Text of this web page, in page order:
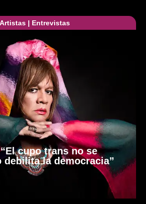
Artistas | Entrevistas
cupo trans no se
debilita la democracia”